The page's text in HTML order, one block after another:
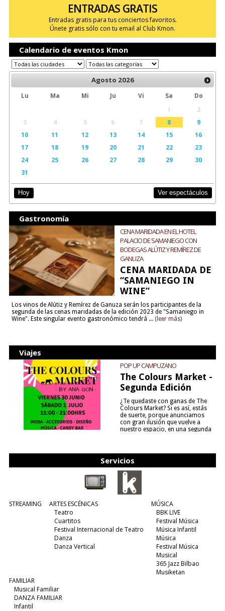
ENTRADAS GRATIS
Entradas gratis para tus conciertos favoritos.
Únete gratis sólo con tu email al Club Kmon.
Calendario de eventos Kmon
Agosto 2026
Lu Ma Mi Ju Vi Sa
Do
1
2
3
4 5 6 7 8
9
10
11 12 13 14 15
16
17
18 19 20 21 22
23
24
25 26 27 28 29
30
31
Hoy Ver espectáculos
Gastronomía
CENA MARIDADA EN EL HOTEL
PALACIO DE SAMANIEGO CON
BODEGAS ALÚTIZ Y REMÍREZ DE
GANUZA
CENA MARIDADA DE
“SAMANIEGO IN
WINE”
Los vinos de Alútiz y Remírez de Ganuza serán los participantes de la
segunda de las cenas maridadas de la edición 2023 de "Samaniego in
Wine". Este singular evento gastronómico tendrá ... (leer más)
Viajes
POP UP CAMPUZANO
The Colours Market -
Segunda Edición
¿Te quedaste con ganas de The
Colours Market? Si es así, estás
de suerte, porque anunciamos
con gran ilusión que vuelve a
nuestro espacio, en una segunda
Servicios
STREAMING
ARTES ESCÉNICAS
Teatro
Cuartitos
Festival Internacional de Teatro
Danza
Danza Vertical
MÚSICA
BBK LIVE
Festival Música
Música Infantil
Música
Festival Música
Musical
365 Jazz Bilbao
Musiketan
FAMILIAR
Musical Familiar
DANZA FAMILIAR
Infantil